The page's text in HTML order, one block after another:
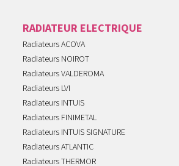
RADIATEUR ELECTRIQUE
Radiateurs ACOVA
Radiateurs NOIROT
Radiateurs VALDEROMA
Radiateurs LVI
Radiateurs INTUIS
Radiateurs FINIMETAL
Radiateurs INTUIS SIGNATURE
Radiateurs ATLANTIC
Radiateurs THERMOR